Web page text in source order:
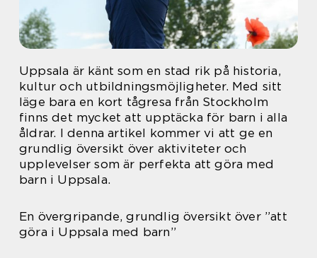
Uppsala är känt som en stad rik på historia,
kultur och utbildningsmöjligheter. Med sitt
läge bara en kort tågresa från Stockholm
finns det mycket att upptäcka för barn i alla
åldrar. I denna artikel kommer vi att ge en
grundlig översikt över aktiviteter och
upplevelser som är perfekta att göra med
barn i Uppsala.
En övergripande, grundlig översikt över ”att
göra i Uppsala med barn”